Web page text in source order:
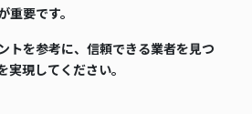
要です。
トを参考に、信頼できる業者を見つ
現してください。